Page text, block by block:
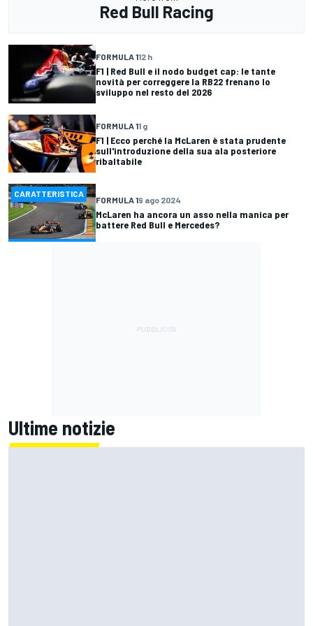
Red Bull Racing
FORMULA 112 h
F1 | Red Bull e il nodo budget cap: le tante
novità per correggere la RB22 frenano lo
sviluppo nel resto del 2026
FORMULA 11 g
F1 | Ecco perché la McLaren è stata prudente
sull'introduzione della sua ala posteriore
ribaltabile
CARATTERISTICA
FORMULA 19 ago 2024
McLaren ha ancora un asso nella manica per
battere Red Bull e Mercedes?
Ultime notizie